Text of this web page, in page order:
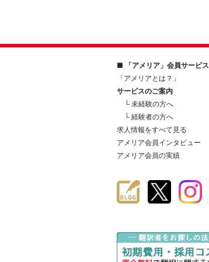
■ 「アメリア」会員サービス
「アメリアとは？」
サービスのご案内
└ 未経験の方へ
└ 経験者の方へ
求人情報をすべて見る
アメリア会員インタビュー
アメリア会員の実績